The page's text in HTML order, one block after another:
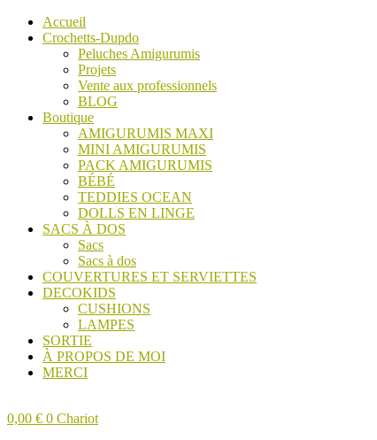
Accueil
Crochetts-Dupdo
Peluches Amigurumis
Projets
Vente aux professionnels
BLOG
Boutique
AMIGURUMIS MAXI
MINI AMIGURUMIS
PACK AMIGURUMIS
BÉBÉ
TEDDIES OCEAN
DOLLS EN LINGE
SACS À DOS
Sacs
Sacs à dos
COUVERTURES ET SERVIETTES
DECOKIDS
CUSHIONS
LAMPES
SORTIE
À PROPOS DE MOI
MERCI
0,00 € 0 Chariot